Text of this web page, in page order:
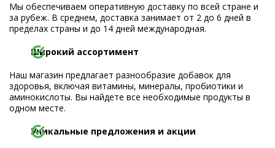
Мы обеспечиваем оперативную доставку по всей стране и
за рубеж. В среднем, доставка занимает от 2 до 6 дней в
пределах страны и до 14 дней международная.
Широкий ассортимент
Наш магазин предлагает разнообразие добавок для
здоровья, включая витамины, минералы, пробиотики и
аминокислоты. Вы найдете все необходимые продукты в
одном месте.
Уникальные предложения и акции